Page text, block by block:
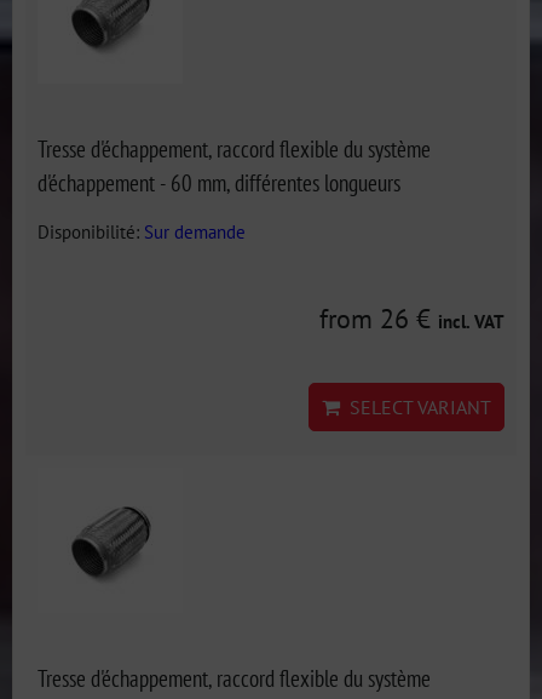
Tresse d'échappement, raccord flexible du système
d'échappement - 60 mm, différentes longueurs
Disponibilité: Sur demande
from 26 € incl. VAT
SELECT VARIANT
Tresse d'échappement, raccord flexible du système